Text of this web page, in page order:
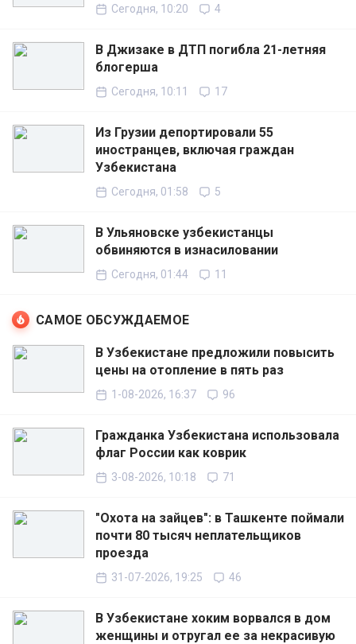
Сегодня, 10:20 4
В Джизаке в ДТП погибла 21-летняя
блогерша
Сегодня, 10:11 17
Из Грузии депортировали 55
иностранцев, включая граждан
Узбекистана
Сегодня, 01:58 5
В Ульяновске узбекистанцы
обвиняются в изнасиловании
Сегодня, 01:44 11
САМОЕ ОБСУЖДАЕМОЕ
В Узбекистане предложили повысить
цены на отопление в пять раз
1-08-2026, 16:37 96
Гражданка Узбекистана использовала
флаг России как коврик
3-08-2026, 10:18 71
"Охота на зайцев": в Ташкенте поймали
почти 80 тысяч неплательщиков
проезда
31-07-2026, 19:25 46
В Узбекистане хоким ворвался в дом
женщины и отругал ее за некрасивую